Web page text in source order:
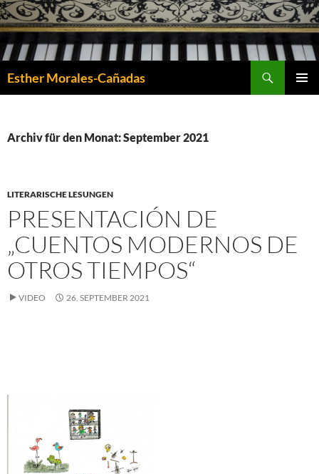
Esther Morales-Cañadas
Archiv für den Monat: September 2021
LITERARISCHE LESUNGEN
PRESENTACIÓN DE
„CUENTOS MODERNOS DE
OTROS TIEMPOS“
VIDEO 26. SEPTEMBER 2021